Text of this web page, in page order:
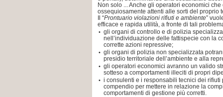
Non solo ... Anche gli operatori economici
ossequiosamente attenti alle sorti del proprio
Il “Prontuario violazioni rifiuti e ambiente”
efficace e rapida utilità, a fronte di tali
• gli organi di controllo e di polizia
nell’individuazione delle fattispecie con la
corrette azioni repressive;
• gli organi di polizia non specializzata
presidio territoriale dell’ambiente e alla
• gli operatori economici avranno un valido
sotteso a comportamenti illeciti di propri
• i consulenti e i responsabili tecnici dei
compendio per mettere in relazione la
comportamenti di gestione più corretti.